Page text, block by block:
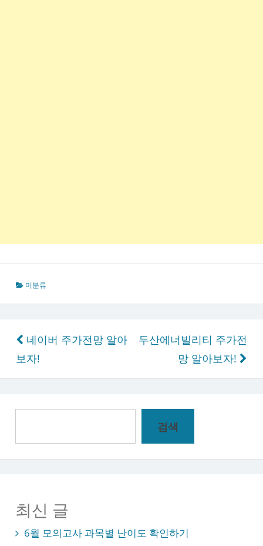
미분류
글
탐
색
네이버 주가전망 알아
보자!
두산에너빌리티 주가전
망 알아보자!
검색
최신 글
6월 모의고사 과목별 난이도 확인하기